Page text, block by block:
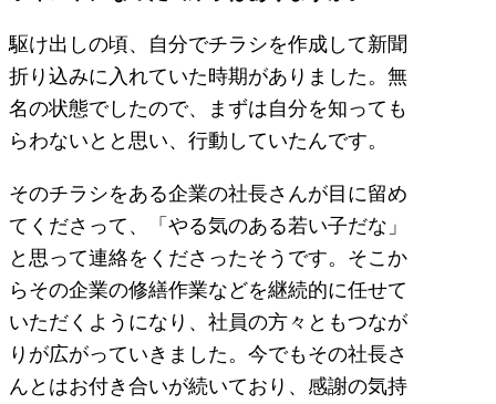
駆け出しの頃、自分でチラシを作成して新聞
折り込みに入れていた時期がありました。無
名の状態でしたので、まずは自分を知っても
らわないとと思い、行動していたんです。
そのチラシをある企業の社長さんが目に留め
てくださって、「やる気のある若い子だな」
と思って連絡をくださったそうです。そこか
らその企業の修繕作業などを継続的に任せて
いただくようになり、社員の方々ともつなが
りが広がっていきました。今でもその社長さ
んとはお付き合いが続いており、感謝の気持